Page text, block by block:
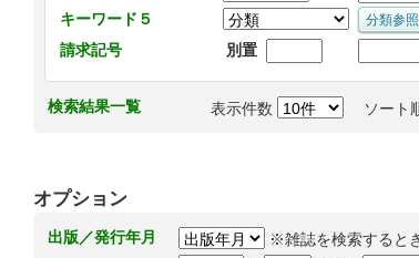
キーワード５
請求記号
別置
検索結果一覧 表示件数 ソート
オプション
出版／発行年月
※雑誌を検索すると